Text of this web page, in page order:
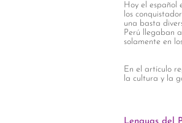
Hoy el español
los
una basta
Perú llegaban
solamente en
En el artículo
la cultura y la